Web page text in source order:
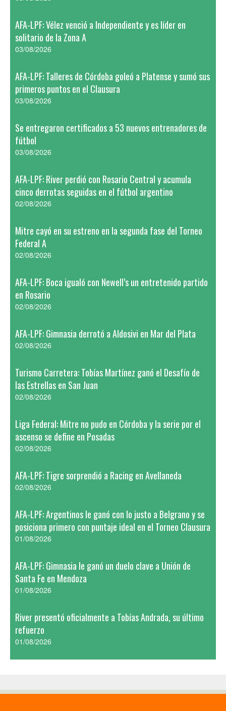
AFA-LPF: Vélez venció a Independiente y es líder en
solitario de la Zona A
03/08/2026
AFA-LPF: Talleres de Córdoba goleó a Platense y sumó sus
primeros puntos en el Clausura
03/08/2026
Se entregaron certificados a 53 nuevos entrenadores de
fútbol
03/08/2026
AFA-LPF: River perdió con Rosario Central y acumula
cinco derrotas seguidas en el fútbol argentino
02/08/2026
Mitre cayó en su estreno en la segunda fase del Torneo
Federal A
02/08/2026
AFA-LPF: Boca igualó con Newell’s un entretenido partido
en Rosario
02/08/2026
AFA-LPF: Gimnasia derrotó a Aldosivi en Mar del Plata
02/08/2026
Turismo Carretera: Tobías Martínez ganó el Desafío de
las Estrellas en San Juan
02/08/2026
Liga Federal: Mitre no pudo en Córdoba y la serie por el
ascenso se define en Posadas
02/08/2026
AFA-LPF: Tigre sorprendió a Racing en Avellaneda
02/08/2026
AFA-LPF: Argentinos le ganó con lo justo a Belgrano y se
posiciona primero con puntaje ideal en el Torneo Clausura
01/08/2026
AFA-LPF: Gimnasia le ganó un duelo clave a Unión de
Santa Fe en Mendoza
01/08/2026
River presentó oficialmente a Tobías Andrada, su último
refuerzo
01/08/2026